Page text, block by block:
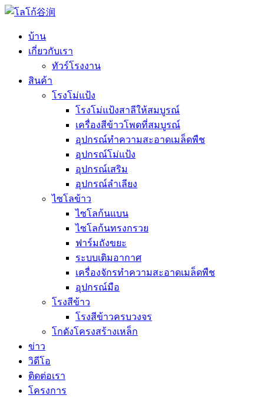
บ้าน
เกี่ยวกับเรา
ทัวร์โรงงาน
สินค้า
โรงโม่แป้ง
โรงโม่แป้งสาลีให้สมบูรณ์
เครื่องสีข้าวโพดที่สมบูรณ์
อุปกรณ์ทำความสะอาดเมล็ดพืช
อุปกรณ์โม่แป้ง
อุปกรณ์เสริม
อุปกรณ์ลำเลียง
ไซโลข้าว
ไซโลก้นแบน
ไซโลก้นทรงกรวย
ฟาร์มถังขยะ
ระบบเติมอากาศ
เครื่องจักรทำความสะอาดเมล็ดพืช
อุปกรณ์มือ
โรงสีข้าว
โรงสีข้าวครบวงจร
โกดังโครงสร้างเหล็ก
ข่าว
วิดีโอ
ติดต่อเรา
โครงการ